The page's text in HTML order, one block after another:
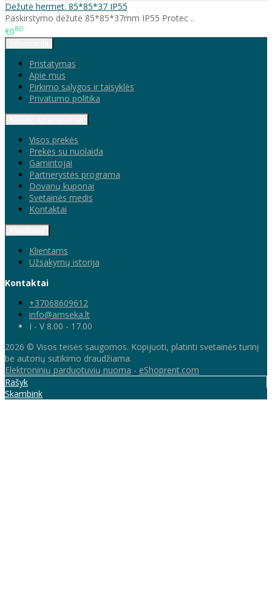
Dėžutė hermet. 85*85*37 IP55
Paskirstymo dėžutė 85*85*37mm IP55 Protec ..
€080
Pristatymas
Apie mus
Pirkimo sąlygos ir taisyklės
Privatumo politika
Visos prekės
Prekės su nuolaida
Gamintojai
Partnerystės programa
Dovanų kuponai
Svetainės medis
Kontaktai
Klientams
Užsakymų istorija
Kontaktai
+37068609612
info@amseka.lt
I - V 8.00 - 17.00
2026 © Visos teisės saugomos. Kopijuoti, platinti svetainės turinį
be autorių sutikimo draudžiama.
Elektroninių parduotuvių nuoma - eShoprent.com
Rašyk
Skambink